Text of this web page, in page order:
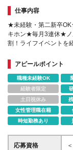
仕事内容
★未経験・第二新卒
キホン★毎月3連休★
割！ライフイベントを
アピールポイント
職種未経験OK
経験者限定
土日祝休み
女性管理職在籍
時短勤務あり
応募資格